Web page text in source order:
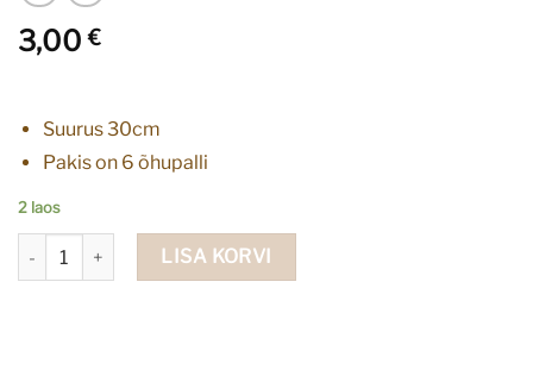
3,00€
Suurus 30cm
Pakis on 6 õhupalli
2 laos
Roosakas kuldne pael 92m kogus
LISA KORVI